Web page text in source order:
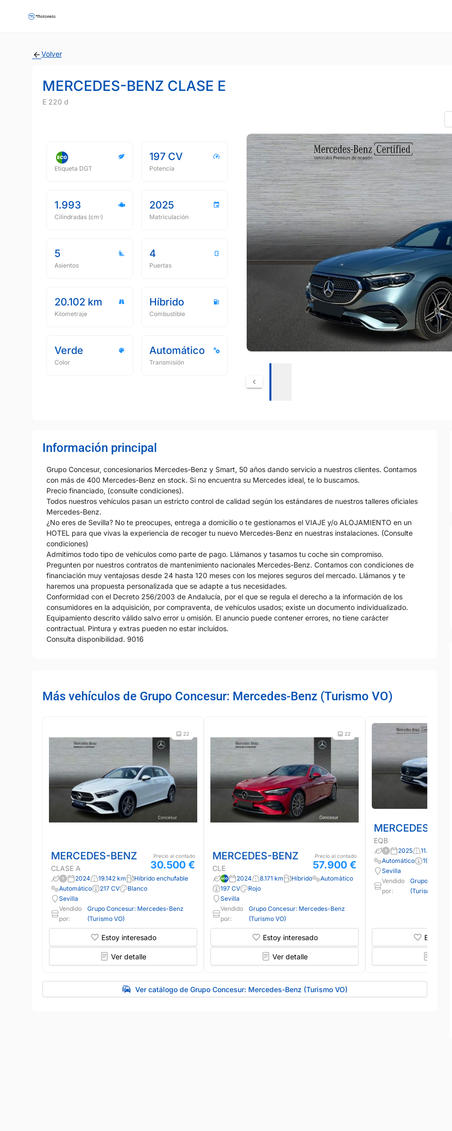
Volver
MERCEDES-BENZ CLASE E
E 220 d
Etiqueta DGT
197 CV
Potencia
1.993
Cilindradas (cmᵌ)
2025
Matriculación
5
Asientos
4
Puertas
20.102 km
Kilometraje
Híbrido
Combustible
Verde
Color
Automático
Transmisión
Información principal
Grupo Concesur, concesionarios Mercedes-Benz y Smart, 50 años dando servicio a nuestros clientes. Contamos
con más de 400 Mercedes-Benz en stock. Si no encuentra su Mercedes ideal, te lo buscamos.
Precio financiado, (consulte condiciones).
Todos nuestros vehículos pasan un estricto control de calidad según los estándares de nuestros talleres oficiales
Mercedes-Benz.
¿No eres de Sevilla? No te preocupes, entrega a domicilio o te gestionamos el VIAJE y/o ALOJAMIENTO en un
HOTEL para que vivas la experiencia de recoger tu nuevo Mercedes-Benz en nuestras instalaciones. (Consulte
condiciones)
Admitimos todo tipo de vehículos como parte de pago. Llámanos y tasamos tu coche sin compromiso.
Pregunten por nuestros contratos de mantenimiento nacionales Mercedes-Benz. Contamos con condiciones de
financiación muy ventajosas desde 24 hasta 120 meses con los mejores seguros del mercado. Llámanos y te
haremos una propuesta personalizada que se adapte a tus necesidades.
Conformidad con el Decreto 256/2003 de Andalucía, por el que se regula el derecho a la información de los
consumidores en la adquisición, por compraventa, de vehículos usados; existe un documento individualizado.
Equipamiento descrito válido salvo error u omisión. El anuncio puede contener errores, no tiene carácter
contractual. Pintura y extras pueden no estar incluidos.
Consulta disponibilidad. 9016
Más vehículos de Grupo Concesur: Mercedes-Benz (Turismo VO)
22
MERCEDES-BENZ
CLASE A
Precio al contado
30.500 €
2024 19.142 km
Híbrido enchufable
Automático
217 CV
Blanco
Sevilla
Vendido
por:
Grupo Concesur: Mercedes-Benz
(Turismo VO)
Estoy interesado
Ver detalle
22
MERCEDES-BENZ
CLE
Precio al contado
57.900 €
2024 8.171 km Híbrido
Automático
197 CV
Rojo
Sevilla
Vendido
por:
Grupo Concesur: Mercedes-Benz
(Turismo VO)
Estoy interesado
Ver detalle
MERCEDES-
EQB
2025 11.000 km
Automático
190 CV
Sevilla
Vendido
por:
Grupo
(Turismo VO)
Estoy
Ver catálogo de Grupo Concesur: Mercedes-Benz (Turismo VO)